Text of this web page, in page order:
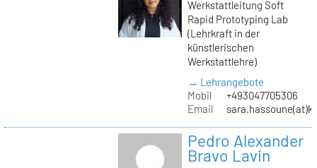
Werkstattleitung Soft
Rapid Prototyping Lab
(Lehrkraft in der
künstlerischen
Werkstattlehre)
→ Lehrangebote
Mobil
+493047705306
Email
Pedro Alexander
Bravo Lavin